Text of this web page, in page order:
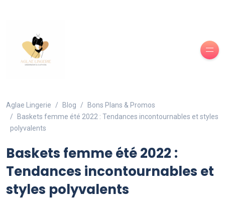
Aglae Lingerie Blog
Bons Plans & Promos
Baskets femme été 2022 : Tendances incontournables et styles
polyvalents
Baskets femme été 2022 :
Tendances incontournables et
styles polyvalents